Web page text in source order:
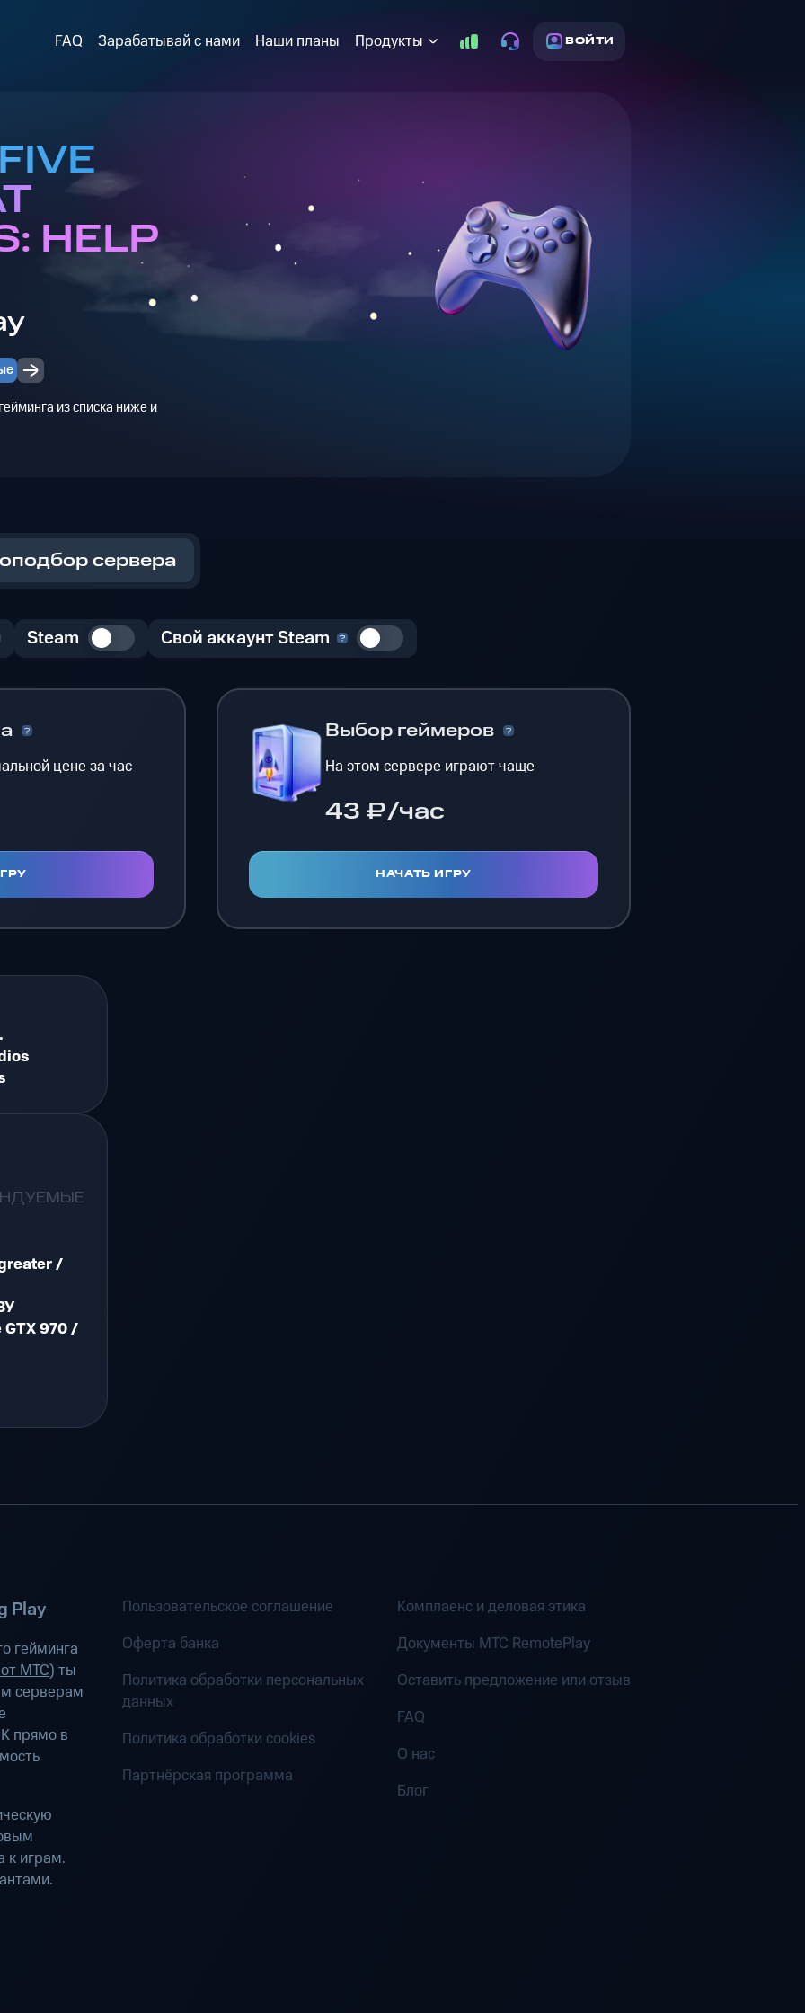
FAQ Зарабатывай с нами Наши планы Продукты ВОЙТИ
HELP
из списка ниже и
сервера
Steam Свой аккаунт Steam
цене за час
Выбор геймеров
На этом сервере играют чаще
43 ₽/час
НАЧАТЬ ИГРУ
/
GTX 970 /
Play
гейминга
МТС) ты
серверам
прямо в
к играм.
Пользовательское соглашение
Оферта банка
Политика обработки персональных
данных
Политика обработки cookies
Партнёрская программа
Комплаенс и деловая этика
Документы MTC RemotePlay
Оставить предложение или отзыв
FAQ
О нас
Блог